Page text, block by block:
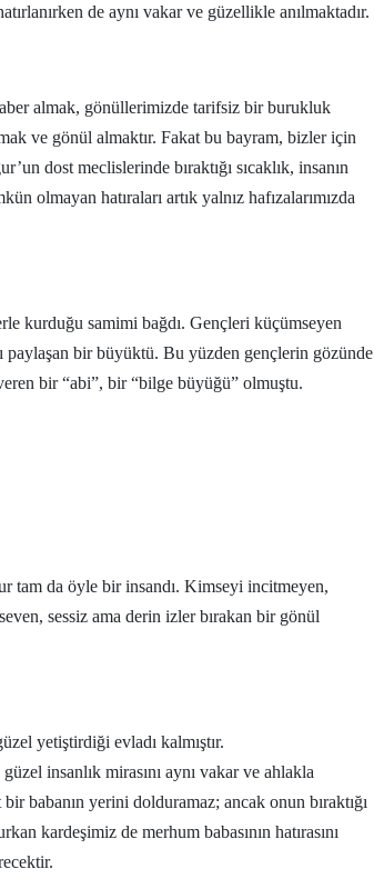
Mersin
İzmir
Kars
Kastamonu
Kırşehir
Kocaeli
Kahramanmaraş
Niğde
de aynı vakar ve güzellikle anılmaktadır.
almak, gönüllerimizde tarifsiz bir burukluk
ve gönül almaktır. Fakat bu bayram, bizler için
dost meclislerinde bıraktığı sıcaklık, insanın
olmayan hatıraları artık yalnız hafızalarımızda
kurduğu samimi bağdı. Gençleri küçümseyen
paylaşan bir büyüktü. Bu yüzden gençlerin gözünde
bir “abi”, bir “bilge büyüğü” olmuştu.
tam da öyle bir insandı. Kimseyi incitmeyen,
sessiz ama derin izler bırakan bir gönül
yetiştirdiği evladı kalmıştır.
insanlık mirasını aynı vakar ve ahlakla
babanın yerini dolduramaz; ancak onun bıraktığı
kardeşimiz de merhum babasının hatırasını